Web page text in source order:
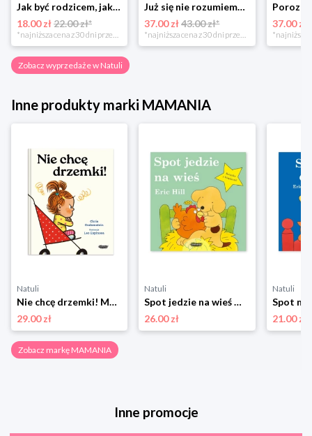
Jak być rodzicem, jakim zawsze chciałeś być Media rodzina
18.00 zł22.00 zł*
*najniższa cena z 30 dni przed obniżką
Już się nie rozumiemy! Jak przeżyć czas trzaskających drzwi Esprit
37.00 zł 43.00 zł*
*najniższa cena z 30 dni przed obniżką
37.00 zł
Zobacz wyprzedaże w Natuli
Inne produkty marki MAMANIA
Natuli
Nie chcę drzemki! Mamania
29.00 zł
Natuli
Spot jedzie na wieś Mamania
26.00 zł
Natuli
21.00 zł
Zobacz markę MAMANIA
Inne promocje